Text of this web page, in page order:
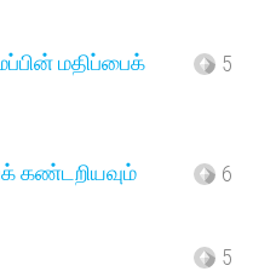
மதிப்பைக்
5
கண்டறியவும் 6
5